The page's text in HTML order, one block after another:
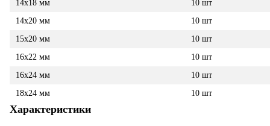
14х18 мм
10 шт
14х20 мм
10 шт
15х20 мм
10 шт
16х22 мм
10 шт
16х24 мм
10 шт
18х24 мм
10 шт
Характеристики